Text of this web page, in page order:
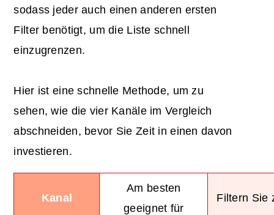
sodass jeder auch einen anderen ersten
Filter benötigt, um die Liste schnell
einzugrenzen.
Hier ist eine schnelle Methode, um zu
sehen, wie die vier Kanäle im Vergleich
abschneiden, bevor Sie Zeit in einen davon
investieren.
Kanal
Am besten
geeignet für
Filtern Sie